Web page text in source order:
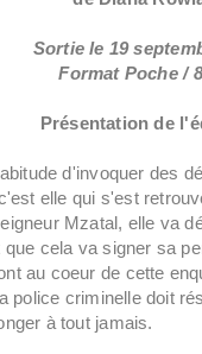
Sortie le 19
Format Poche /
Présentation de
d'invoquer des
elle qui s'est
Mzatal, elle va
que cela va signer sa
au coeur de cette
police criminelle doit
à tout jamais.